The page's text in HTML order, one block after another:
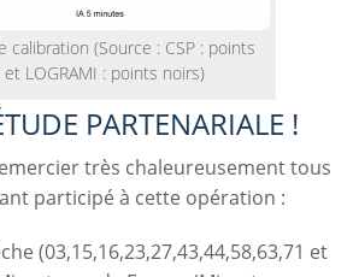
calibration (Source : CSP : points
et LOGRAMI : points noirs)
PARTENARIALE !
très chaleureusement tous
participé à cette opération :
(03,15,16,23,27,43,44,58,63,71 et